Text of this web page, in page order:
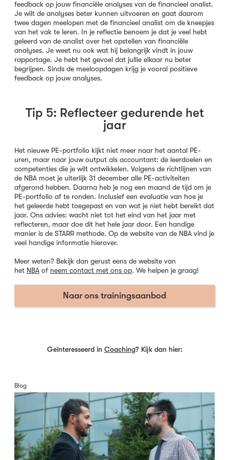
feedback op jouw financiële analyses van de financieel analist.
Je wilt de analyses beter kunnen uitvoeren en gaat daarom
twee dagen meelopen met de financieel analist om de kneepjes
van het vak te leren. In je reflectie benoem je dat je veel hebt
geleerd van de analist over het opstellen van financiële
analyses. Je weet nu ook wat hij belangrijk vindt in jouw
rapportage. Je hebt het gevoel dat jullie elkaar nu beter
begrijpen. Sinds de meeloopdagen krijg je vooral positieve
feedback op jouw analyses.
Tip 5: Reflecteer gedurende het
jaar
Het nieuwe PE-portfolio kijkt niet meer naar het aantal PE-
uren, maar naar jouw output als accountant: de leerdoelen en
competenties die je wilt ontwikkelen. Volgens de richtlijnen van
de NBA moet je uiterlijk 31 december alle PE-activiteiten
afgerond hebben. Daarna heb je nog een maand de tijd om je
PE-portfolio af te ronden. Inclusief een evaluatie van hoe je
het geleerde hebt toegepast en van wat je niet hebt bereikt dat
jaar. Ons advies: wacht niet tot het eind van het jaar met
reflecteren, maar doe dit het hele jaar door. Een handige
manier is de STARR methode. Op de website van de NBA vind je
veel handige informatie hierover.
Meer weten? Bekijk dan gerust eens de website van
het NBA of neem contact met ons op. We helpen je graag!
Naar ons trainingsaanbod
Geïnteresseerd in Coaching? Kijk dan hier:
Blog